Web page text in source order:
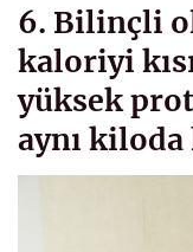
6. Bilinçli
kaloriyi
yüksek
aynı kiloda